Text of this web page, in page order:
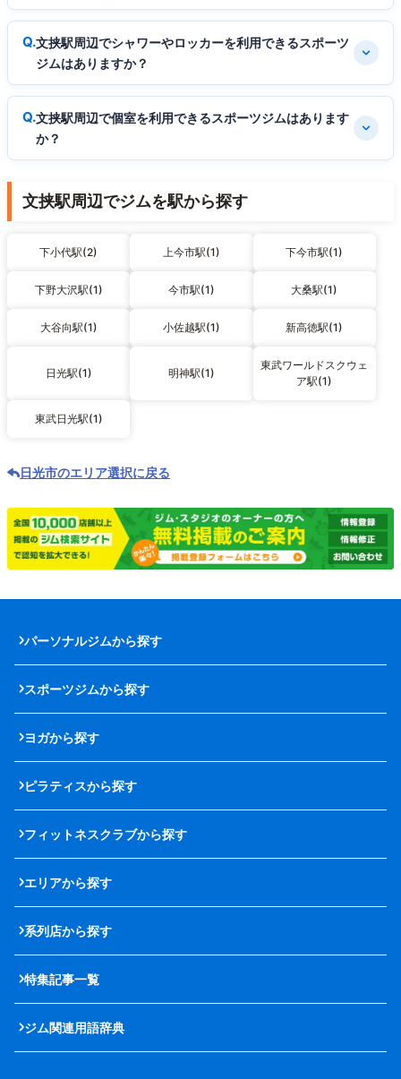
文挟駅周辺でシャワーやロッカーを利用できるスポーツ
ジムはありますか？
文挟駅周辺で個室を利用できるスポーツジムはあります
か？
文挟駅周辺でジムを駅から探す
下小代駅(2) 上今市駅(1) 下今市駅(1)
下野大沢駅(1) 今市駅(1) 大桑駅(1)
大谷向駅(1) 小佐越駅(1) 新高徳駅(1)
日光駅(1) 明神駅(1)
東武ワールドスクウェ
ア駅(1)
東武日光駅(1)
日光市のエリア選択に戻る
パーソナルジムから探す
スポーツジムから探す
ヨガから探す
ピラティスから探す
フィットネスクラブから探す
エリアから探す
系列店から探す
特集記事一覧
ジム関連用語辞典